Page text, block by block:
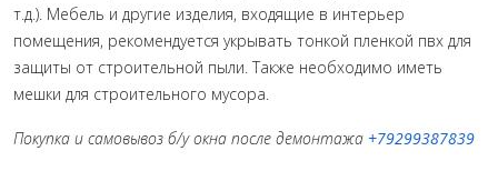
т.д.). Мебель и другие изделия, входящие в интерьер
помещения, рекомендуется укрывать тонкой пленкой пвх для
защиты от строительной пыли. Также необходимо иметь
мешки для строительного мусора.
Покупка и самовывоз б/у окна после демонтажа +79299387839